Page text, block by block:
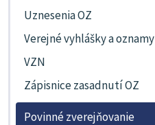
Uznesenia OZ
Verejné vyhlášky a oznamy
VZN
Zápisnice zasadnutí OZ
Povinné zverejňovanie